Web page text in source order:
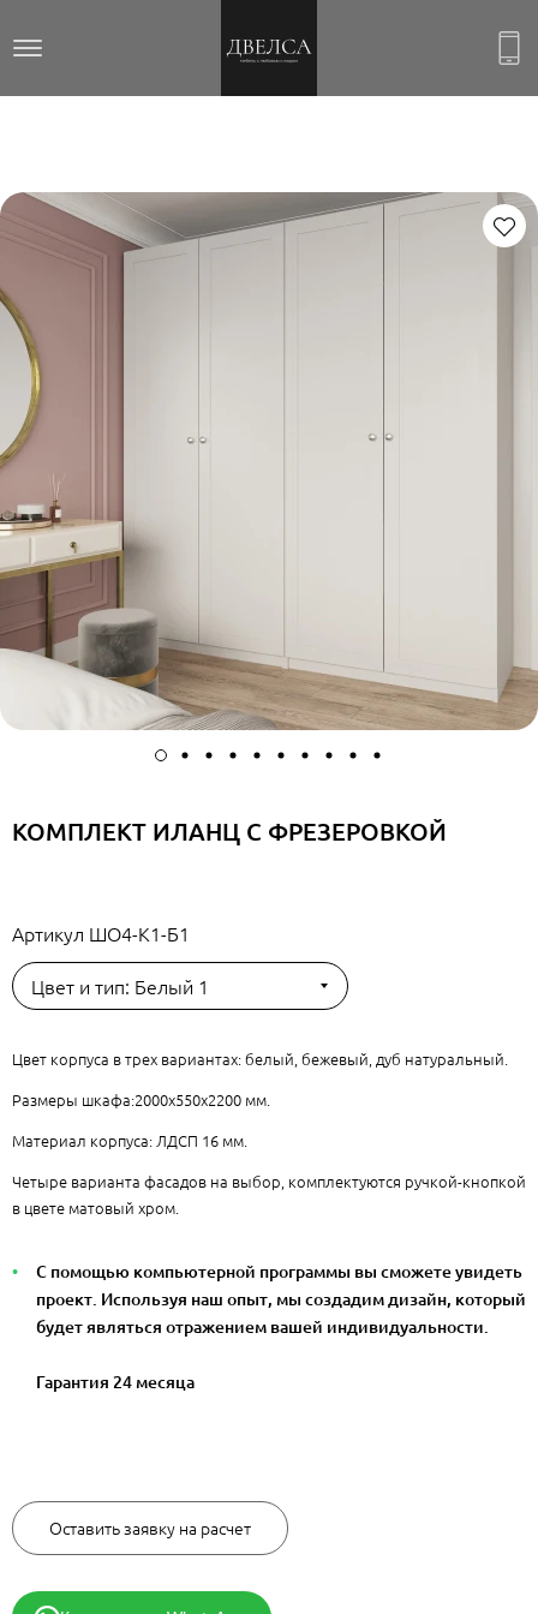
КОМПЛЕКТ ИЛАНЦ С ФРЕЗЕРОВКОЙ
Артикул ШО4-К1-Б1
Цвет и тип: Белый 1
Цвет корпуса в трех вариантах: белый, бежевый, дуб натуральный.
Размеры шкафа:2000x550x2200 мм.
Материал корпуса: ЛДСП 16 мм.
Четыре варианта фасадов на выбор, комплектуются ручкой-кнопкой
в цвете матовый хром.
С помощью компьютерной программы вы сможете увидеть
проект. Используя наш опыт, мы создадим дизайн, который
будет являться отражением вашей индивидуальности.
Гарантия 24 месяца
Оставить заявку на расчет